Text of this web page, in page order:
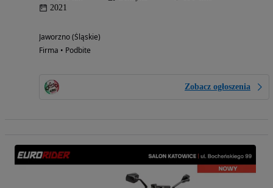
2021
Jaworzno (Śląskie)
Firma • Podbite
Zobacz ogłoszenia